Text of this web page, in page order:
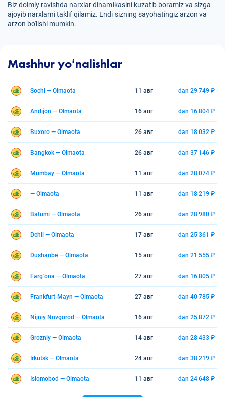
Biz doimiy ravishda narxlar dinamikasini kuzatib boramiz va sizga
ajoyib narxlarni taklif qilamiz. Endi sizning sayohatingiz arzon va
arzon bo'lishi mumkin.
Mashhur yoʻnalishlar
Sochi — Olmaota 11 авг dan 29 749 ₽
Andijon — Olmaota 16 авг dan 16 804 ₽
Buxoro — Olmaota 26 авг dan 18 032 ₽
Bangkok — Olmaota 26 авг dan 37 146 ₽
Mumbay — Olmaota 11 авг dan 28 074 ₽
— Olmaota 11 авг dan 18 219 ₽
Batumi — Olmaota 26 авг dan 28 980 ₽
Dehli — Olmaota 17 авг dan 25 361 ₽
Dushanbe — Olmaota 15 авг dan 21 555 ₽
Fargʻona — Olmaota 27 авг dan 16 805 ₽
Frankfurt-Mayn — Olmaota 27 авг dan 40 785 ₽
Nijniy Novgorod — Olmaota 16 авг dan 25 872 ₽
Grozniy — Olmaota 14 авг dan 28 433 ₽
Irkutsk — Olmaota 24 авг dan 38 219 ₽
Islomobod — Olmaota 11 авг dan 24 648 ₽